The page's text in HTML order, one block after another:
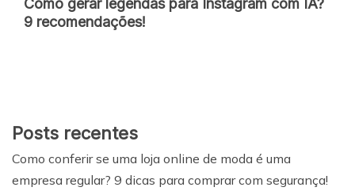
Como gerar legendas para Instagram com IA?
9 recomendações!
Posts recentes
Como conferir se uma loja online de moda é uma
empresa regular? 9 dicas para comprar com segurança!